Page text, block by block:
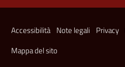
Accessibilità Note legali Privacy
Mappa del sito